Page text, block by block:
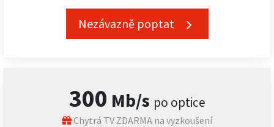
300 Mb/s po optice
Chytrá TV ZDARMA na vyzkoušení
Nezávazně poptat